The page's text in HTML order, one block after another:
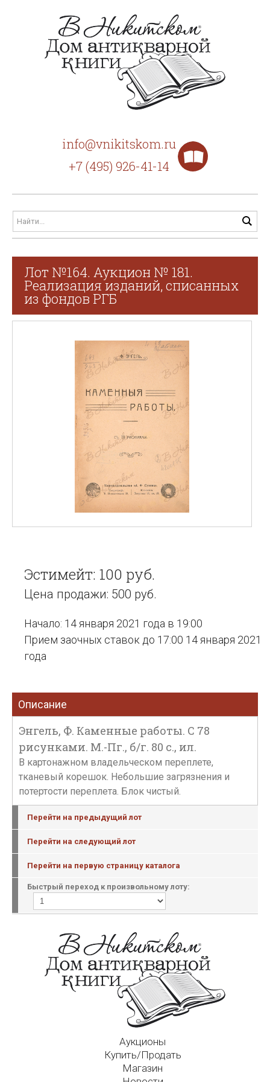
info@vnikitskom.ru
+7 (495) 926-41-14
Лот №164. Аукцион № 181.
Реализация изданий, списанных
из фондов РГБ
Эстимейт: 100 руб.
Цена продажи: 500 руб.
Начало: 14 января 2021 года в 19:00
Прием заочных ставок до 17:00 14 января 2021
года
Описание
Энгель, Ф. Каменные работы. С 78
рисунками. М.-Пг., б/г. 80 с., ил.
В картонажном владельческом переплете,
тканевый корешок. Небольшие загрязнения и
потертости переплета. Блок чистый.
Перейти на предыдущий лот
Перейти на следующий лот
Перейти на первую страницу каталога
Быстрый переход к произвольному лоту:
Аукционы
Купить/Продать
Магазин